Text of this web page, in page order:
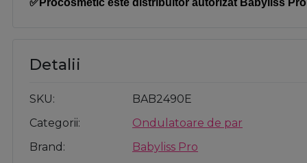
Detalii
SKU
BAB2490E
Categorii
Ondulatoare de par
Brand
Babyliss Pro